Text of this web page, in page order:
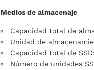
Medios de almacenaje
Capacidad total de
Unidad de
Capacidad total de
Número de unidades